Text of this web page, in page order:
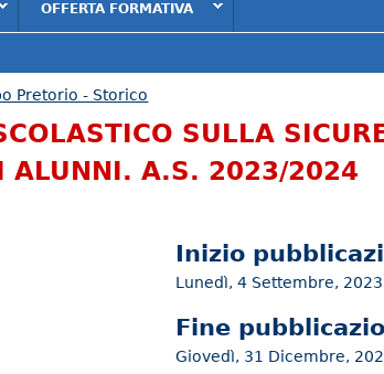
OFFERTA FORMATIVA
Pretorio - Storico
SULLA
ALUNNI. A.S. 2023/2024
Inizio
Lunedì, 4 Settembre,
Fine
Giovedì, 31 Dicembre,